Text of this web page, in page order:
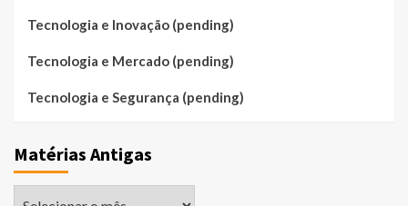
Tecnologia e Inovação (pending)
Tecnologia e Mercado (pending)
Tecnologia e Segurança (pending)
Matérias Antigas